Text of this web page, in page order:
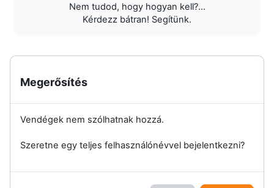
Nem tudod, hogy hogyan kell?...
Kérdezz bátran! Segítünk.
Megerősítés
Vendégek nem szólhatnak hozzá.
Szeretne egy teljes felhasználónévvel bejelentkezni?